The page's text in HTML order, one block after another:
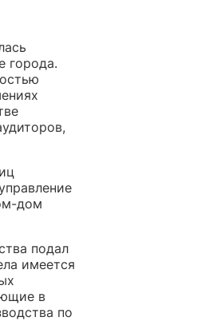
города.
дом
подал
имеется
в
по